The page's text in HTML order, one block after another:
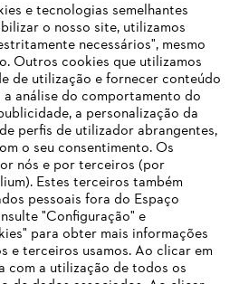
de pagamento
NÃO SUPORTA
e tecnologias semelhantes
o nosso site, utilizamos
necessários", mesmo
Outros cookies que utilizamos
de utilização e fornecer conteúdo
análise do comportamento do
a personalização da
perfis de utilizador abrangentes,
o seu consentimento. Os
nós e por terceiros (por
Estes terceiros também
pessoais fora do Espaço
"Configuração" e
para obter mais informações
e terceiros usamos. Ao clicar em
com a utilização de todos os